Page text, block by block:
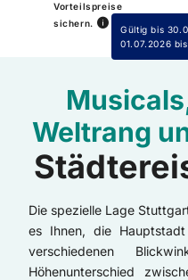
Vorteilspreise
sichern.
Gültig bis
01.07.2026
Weltrang
Die spezielle Lage
es Ihnen, die
verschiedenen
Höhenunterschied